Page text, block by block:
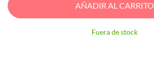
AÑADIR AL CARRITO
Fuera de stock